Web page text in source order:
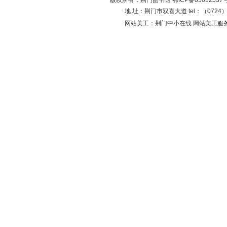
地 址：荆门市双喜大道 tel：（0724
网站美工：荆门中小在线 网站美工